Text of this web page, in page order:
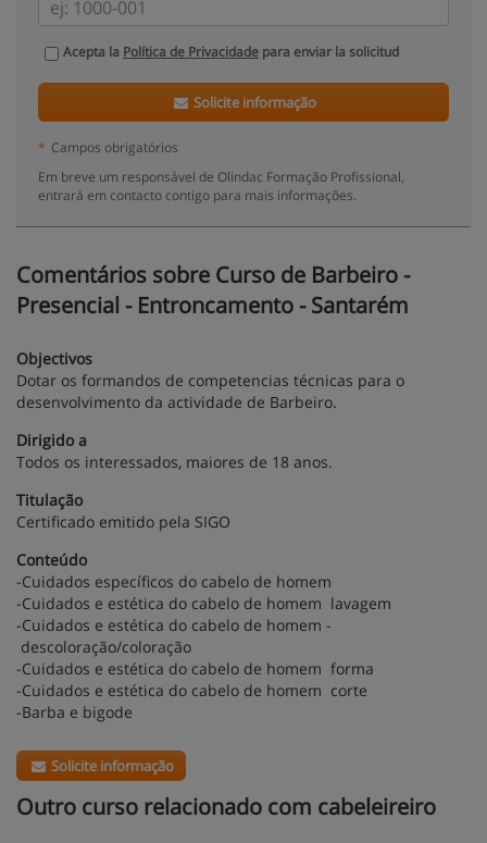
Acepta la Política de Privacidade para enviar la solicitud
Solicite informação
* Campos obrigatórios
Em breve um responsável de Olindac Formação Profissional,
entrará em contacto contigo para mais informações.
Comentários sobre Curso de Barbeiro -
Presencial - Entroncamento - Santarém
Objectivos
Dotar os formandos de competencias técnicas para o
desenvolvimento da actividade de Barbeiro.
Dirigido a
Todos os interessados, maiores de 18 anos.
Titulação
Certificado emitido pela SIGO
Conteúdo
-Cuidados específicos do cabelo de homem
-Cuidados e estética do cabelo de homem ­ lavagem
-Cuidados e estética do cabelo de homem ­
descoloração/coloração
-Cuidados e estética do cabelo de homem ­ forma
-Cuidados e estética do cabelo de homem ­ corte
-Barba e bigode
Solicite informação
Outro curso relacionado com cabeleireiro